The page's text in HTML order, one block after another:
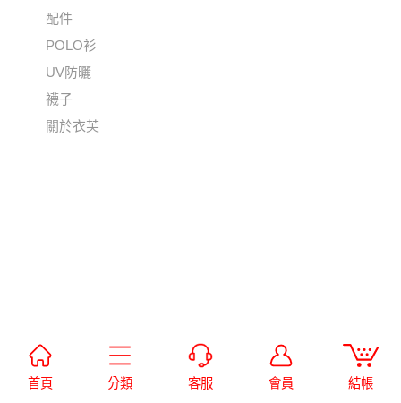
首頁 分類 客服 會員 結帳
配件
POLO衫
UV防曬
襪子
關於衣芙